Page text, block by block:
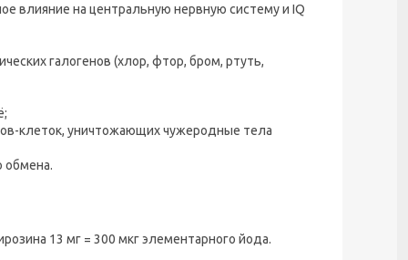
влияние на центральную нервную систему и IQ
галогенов (хлор, фтор, бром, ртуть,
клеток, уничтожающих чужеродные тела
обмена.
13 мг = 300 мкг элементарного йода.